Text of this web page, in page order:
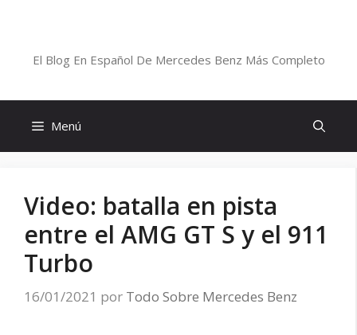
El Blog En Español De Mercedes Benz Más Completo
Menú
Video: batalla en pista
entre el AMG GT S y el 911
Turbo
16/01/2021 por Todo Sobre Mercedes Benz